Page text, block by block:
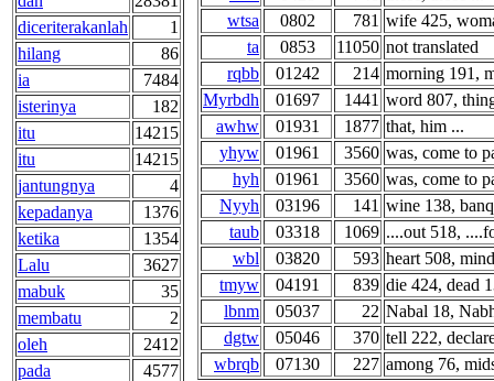
diceriterakanlah
1
hilang
86
ia
7484
isterinya
182
itu
14215
itu
14215
jantungnya
4
kepadanya
1376
ketika
1354
Lalu
3627
mabuk
35
membatu
2
oleh
2412
pada
4577
wtsa
0802 781 wife 425,
ta
0853 11050 not translated
rqbb
01242 214 morning 191,
Myrbdh
01697 1441 word 807,
awhw
01931 1877 that, him ...
yhyw
01961 3560 was, come to
hyh
01961 3560 was, come to
Nyyh
03196 141 wine 138,
taub
03318 1069 ....out 518,
wbl
03820 593 heart 508,
tmyw
04191 839 die 424, dead
lbnm
05037 22 Nabal 18,
dgtw
05046 370 tell 222,
wbrqb
07130 227 among 76,